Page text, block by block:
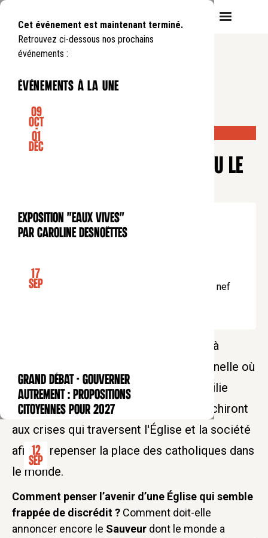
Cet événement est maintenant terminé.
Retrouvez ci-dessous nos prochains
événements :
événements à la une
EXPOSITION
09
Oct
-
01
Déc
Exposition "Eaux Vives"
par Caroline Desnoëttes
CONFÉRENCE
17
Sep
GRAND DÉBAT - Gouverner
autrement : propositions
citoyennes pour 2027
12
Sep
CONFÉRENCE
QUI EST EN CRISE : L’ÉGLISE OU LE
Mercredi14
.
05de19:30à 21:00
Tarif plein : 10€
La table-ronde sera suivie d'un cocktail dans la nef
Le Collège des Bernardins vous invite à
assister à cette table-ronde exceptionnelle où
Adrien Candiard, Jean-Luc Marion, Émilie
Tardivel et Jean-Baptiste Arnaud réfléchiront
aux crises qui traversent l'Église et la société
afin de repenser la place des catholiques dans
le monde.
Comment penser l’avenir d’une Église qui semble
frappée de discrédit ? Comment doit-elle
annoncer encore le Sauveur dont le monde a